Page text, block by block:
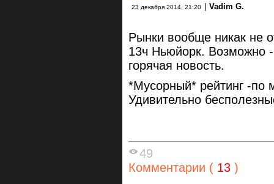
23 декабря 2014, 21:20 Vadim G.
Рынки вообще никак не
13ч Ньюйорк. Возможно
горячая новость.
*Мусорный* рейтинг -по
Удивительно
49
Комментарии ( 13 )